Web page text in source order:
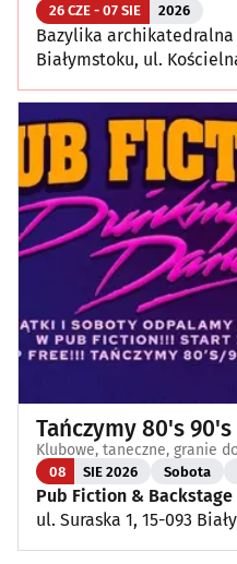
26 CZE - 07 SIE 2026
Bazylika archikatedralna
Białymstoku, ul.
Tańczymy 80's 90's
Klubowe, taneczne, granie
08 SIE 2026 Sobota
Pub Fiction & Backstage
ul. Suraska 1, 15-093